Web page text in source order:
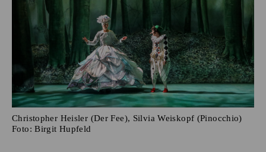
Christopher Heisler (Der Fee), Silvia Weiskopf (Pinocchio)
Foto: Birgit Hupfeld